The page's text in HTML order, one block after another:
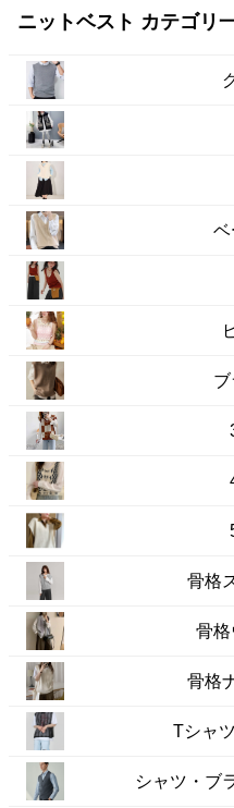
ニットベスト カテゴリ
ベ
骨格
骨
骨格
Tシャ
シャツ・ブ